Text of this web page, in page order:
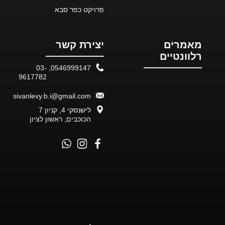
פרויקט כפר סבא
מאמרים
רלוונטיים
יצירת קשר
0546999147
03-
9617782
sivanlevy.b.i@gmail.com
לישנסקי 4, קניון 7
הכוכבים, ראשון לציון